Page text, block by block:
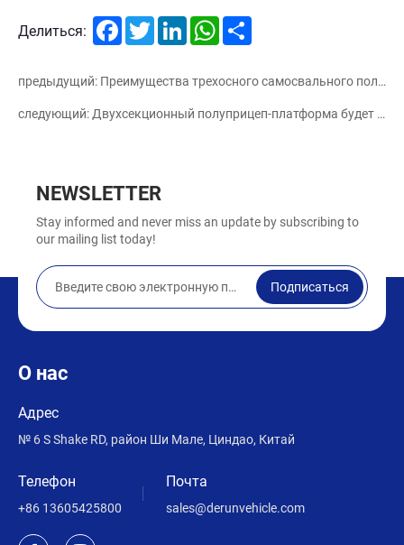
Делиться: FacebookTwitterLinkedInWhatsApp
предыдущий: Преимущества трехосного самосвального полуприцепа
следующий: Двухсекционный полуприцеп-платформа будет отправлен в Гану
NEWSLETTER
Stay informed and never miss an update by subscribing to
our mailing list today!
Подписаться
О нас
Адрес
№ 6 S Shake RD, район Ши Мале, Циндао, Китай
Телефон
+86 13605425800
Почта
sales@derunvehicle.com